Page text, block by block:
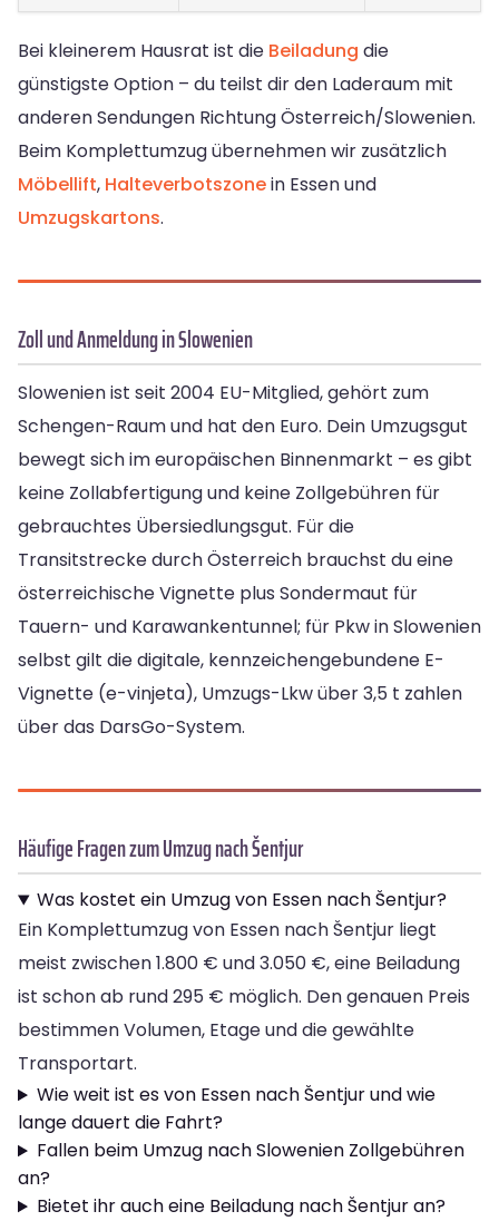
Bei kleinerem Hausrat ist die Beiladung die
günstigste Option – du teilst dir den Laderaum mit
anderen Sendungen Richtung Österreich/Slowenien.
Beim Komplettumzug übernehmen wir zusätzlich
Möbellift, Halteverbotszonein Essen und
Umzugskartons.
Zoll und Anmeldung in Slowenien
Slowenien ist seit 2004 EU-Mitglied, gehört zum
Schengen-Raum und hat den Euro. Dein Umzugsgut
bewegt sich im europäischen Binnenmarkt – es gibt
keine Zollabfertigung und keine Zollgebühren für
gebrauchtes Übersiedlungsgut. Für die
Transitstrecke durch Österreich brauchst du eine
österreichische Vignette plus Sondermaut für
Tauern- und Karawankentunnel; für Pkw in Slowenien
selbst gilt die digitale, kennzeichengebundene E-
Vignette (e-vinjeta), Umzugs-Lkw über 3,5 t zahlen
über das DarsGo-System.
Häufige Fragen zum Umzug nach Šentjur
Was kostet ein Umzug von Essen nach Šentjur?
Ein Komplettumzug von Essen nach Šentjur liegt
meist zwischen 1.800 € und 3.050 €, eine Beiladung
ist schon ab rund 295 € möglich. Den genauen Preis
bestimmen Volumen, Etage und die gewählte
Transportart.
Wie weit ist es von Essen nach Šentjur und wie
lange dauert die Fahrt?
Fallen beim Umzug nach Slowenien Zollgebühren
an?
Bietet ihr auch eine Beiladung nach Šentjur an?